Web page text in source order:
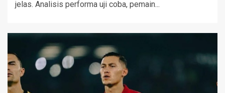
jelas. Analisis performa uji coba, pemain...